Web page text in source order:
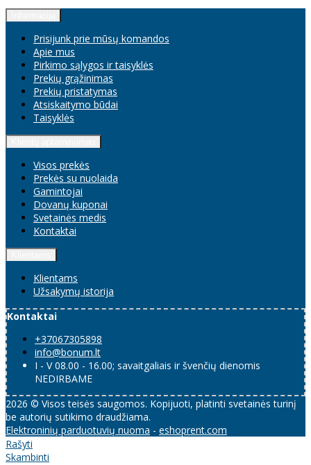
Prisijunk prie mūsų komandos
Apie mus
Pirkimo sąlygos ir taisyklės
Prekių grąžinimas
Prekių pristatymas
Atsiskaitymo būdai
Taisyklės
Visos prekės
Prekės su nuolaida
Gamintojai
Dovanų kuponai
Svetainės medis
Kontaktai
Klientams
Užsakymų istorija
Kontaktai
+37067305898
info@bonum.lt
I - V 08.00 - 16.00; savaitgaliais ir švenčių dienomis
NEDIRBAME
2026 © Visos teisės saugomos. Kopijuoti, platinti svetainės turinį
be autorių sutikimo draudžiama.
Elektroninių parduotuvių nuoma - eshoprent.com
Rašyti
Skambinti